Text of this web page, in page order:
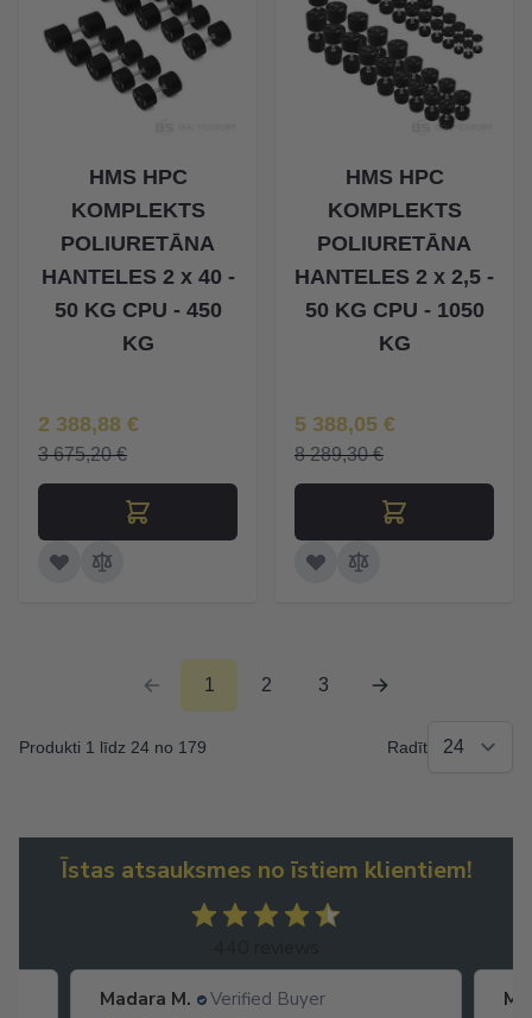
HMS HPC
KOMPLEKTS
POLIURETĀNA
HANTELES 2 x 40 -
50 KG CPU - 450
KG
Īpaša Cena
2 388,88 €
3 675,20 €
HMS HPC
KOMPLEKTS
POLIURETĀNA
HANTELES 2 x 2,5 -
50 KG CPU - 1050
KG
Īpaša Cena
5 388,05 €
8 289,30 €
1 2 3
Produkti 1 līdz 24 no 179 Radīt
Īstas atsauksmes no īstiem klientiem!
Madara M. Verified Buyer